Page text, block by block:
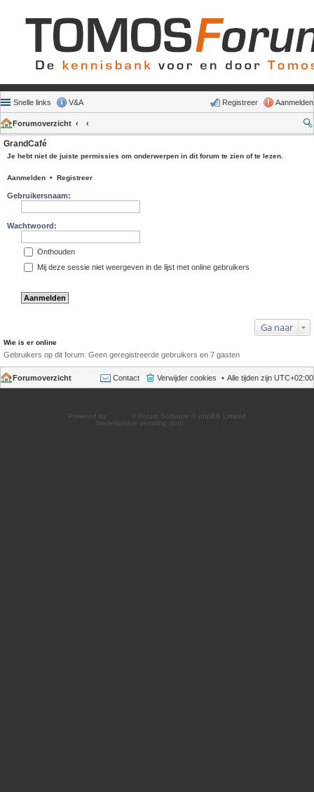
Snelle links V&A Aanmelden
Registreer
Forumoverzicht
GrandCafé
Je hebt niet de juiste permissies om onderwerpen in dit forum te zien of te lezen.
Aanmelden • Registreer
Gebruikersnaam:
Wachtwoord:
Onthouden
Mij deze sessie niet weergeven in de lijst met online gebruikers
Ga naar
Wie is er online
Gebruikers op dit forum: Geen geregistreerde gebruikers en 7 gasten
Forumoverzicht Alle tijden zijn UTC+02:00
Verwijder cookies
Contact
Powered by
® Forum Software © phpBB Limited
Nederlandse vertaling door